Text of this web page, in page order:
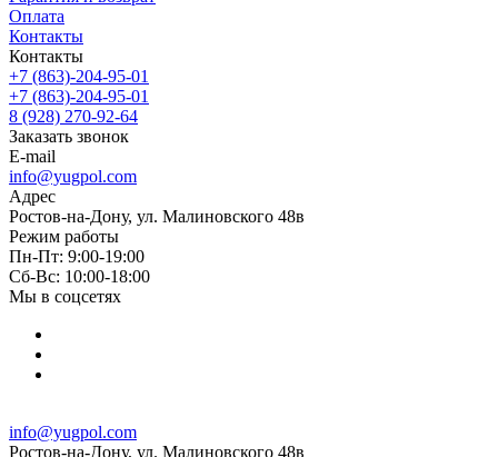
Оплата
Контакты
Контакты
+7 (863)-204-95-01
+7 (863)-204-95-01
8 (928) 270-92-64
Заказать звонок
E-mail
info@yugpol.com
Адрес
Ростов-на-Дону, ул. Малиновского 48в
Режим работы
Пн-Пт: 9:00-19:00
Cб-Вс: 10:00-18:00
Мы в соцсетях
info@yugpol.com
Ростов-на-Дону, ул. Малиновского 48в